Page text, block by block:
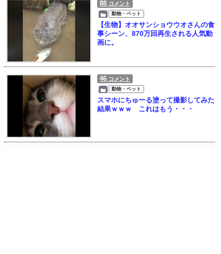
88 コメント
動物・ペット
【生物】オオサンショウウオさんの食
事シーン、870万回再生される人気動
画に。
46 コメント
動物・ペット
スマホにちゅーる塗って撮影してみた
結果ｗｗｗ これはもう・・・